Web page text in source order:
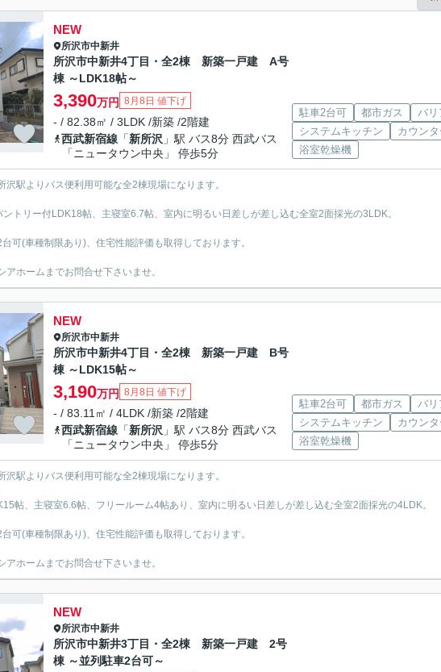
NEW
所沢市中新井
所沢市中新井4丁目・全2棟 新築一戸建 A号
棟 ～LDK18帖～
3,390万円 8月8日 値下げ
- / 82.38㎡ / 3LDK /新築 /2階建
西武新宿線 「新所沢 」駅 バス8分 西武バス
「ニュータウン中央」 停歩5分
駐車2台可 都市ガス
バリ
システムキッチン
カウン
浴室乾燥機
沢駅よりバス便利用可能な全2棟現場になります。
トリー付LDK18帖、主寝室6.7帖、室内に明るい日差しが差し込む全室2面採光の3LDK。
可(車種制限あり)、住宅性能評価も取得しております。
ホームまでお問合せ下さいませ。
NEW
所沢市中新井
所沢市中新井4丁目・全2棟 新築一戸建 B号
棟 ～LDK15帖～
3,190万円 8月8日 値下げ
- / 83.11㎡ / 4LDK /新築 /2階建
西武新宿線 「新所沢 」駅 バス8分 西武バス
「ニュータウン中央」 停歩5分
駐車2台可 都市ガス
バリ
システムキッチン
カウン
浴室乾燥機
沢駅よりバス便利用可能な全2棟現場になります。
帖、主寝室6.6帖、フリールーム4帖あり、室内に明るい日差しが差し込む全室2面採光の4LDK。
可(車種制限あり)、住宅性能評価も取得しております。
ホームまでお問合せ下さいませ。
NEW
所沢市中新井
所沢市中新井3丁目・全2棟 新築一戸建 2号
棟 ～並列駐車2台可～